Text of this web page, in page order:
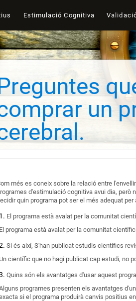
Estimulació Cognitiva
un
més es coneix sobre la relació entre
d'estimulació cognitiva avui dia, però
quin programa pot ser el més adequat per
El programa està avalat per la comunitat
El programa està avalat per la comunitat
Si és així, S'han publicat estudis científics
Un científic que no hagi publicat cap estudi, no
Quins són els avantatges d'usar aquest
programes presenten els avantatges
si el programa produirà canvis positius